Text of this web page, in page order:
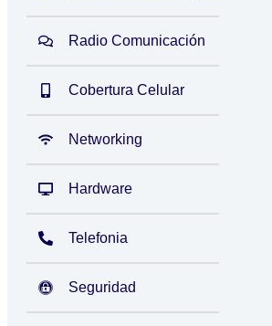
Radio Comunicación
Cobertura Celular
Networking
Hardware
Telefonia
Seguridad